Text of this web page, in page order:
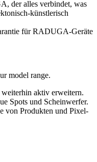
der alles verbindet, was
künstlerisch
für RADUGA-Geräte
model range.
aktiv erweitern.
Spots und Scheinwerfer.
von Produkten und Pixel-